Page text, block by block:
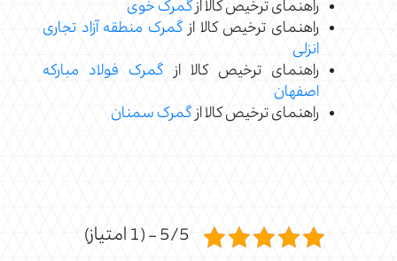
راهنمای ترخیص کالا ازگمرک خوی
راهنمای ترخیص کالا ازگمرک منطقه آزاد تجاری
انزلی
راهنمای ترخیص کالا ازگمرک فولاد مبارکه
اصفهان
راهنمای ترخیص کالا ازگمرک سمنان
5/5 - (1 امتیاز)